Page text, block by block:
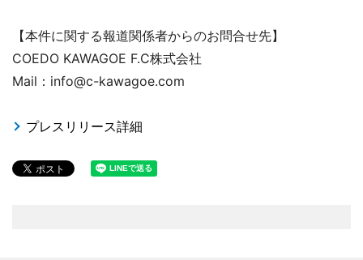
【本件に関する報道関係者からのお問合せ先】
COEDO KAWAGOE F.C株式会社
Mail：info@c-kawagoe.com
プレスリリース詳細